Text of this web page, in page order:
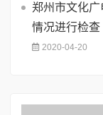
郑州市文化
情况进行检查
2020-04-20